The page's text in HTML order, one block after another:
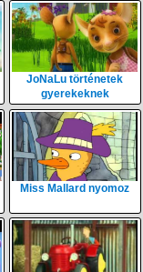
JoNaLu történetek
gyerekeknek
Miss Mallard nyomoz